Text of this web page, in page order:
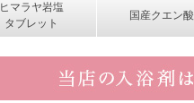
ヒマラヤ岩塩
タブレット
国産クエン酸